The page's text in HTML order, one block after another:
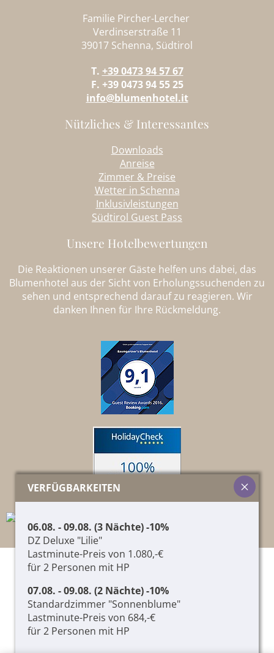
VERFÜGBARKEITEN
06.08. - 09.08. (3 Nächte) -10%
DZ Deluxe "Lilie"
Lastminute-Preis von 1.080,-€
für 2 Personen mit HP
07.08. - 09.08. (2 Nächte) -10%
Standardzimmer "Sonnenblume"
Lastminute-Preis von 684,-€
für 2 Personen mit HP
Familie Pircher-Lercher
Verdinserstraße 11
39017 Schenna, Südtirol
T. +39 0473 94 57 67
F. +39 0473 94 55 25
info@blumenhotel.it
Nützliches & Interessantes
Downloads
Anreise
Zimmer & Preise
Wetter in Schenna
Inklusivleistungen
Südtirol Guest Pass
Unsere Hotelbewertungen
Die Reaktionen unserer Gäste helfen uns dabei, das
Blumenhotel aus der Sicht von Erholungssuchenden zu
sehen und entsprechend darauf zu reagieren. Wir
danken Ihnen für Ihre Rückmeldung.
© 2026 Pircher Helene & Co. KG,
IMPRESSUM PRIVACY & COOKIES
produced by